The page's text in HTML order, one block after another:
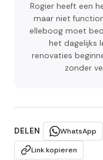
Rogier heeft een
maar niet
elleboog moet
het dagelijks
renovaties
zonder
DELEN WhatsApp
Link kopieren